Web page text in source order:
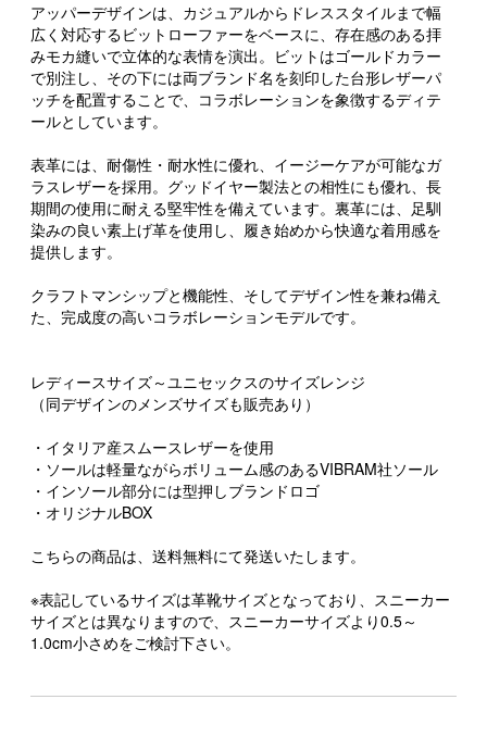
アッパーデザインは、カジュアルからドレススタイルまで幅
広く対応するビットローファーをベースに、存在感のある拝
みモカ縫いで立体的な表情を演出。ビットはゴールドカラー
で別注し、その下には両ブランド名を刻印した台形レザーパ
ッチを配置することで、コラボレーションを象徴するディテ
ールとしています。
表革には、耐傷性・耐水性に優れ、イージーケアが可能なガ
ラスレザーを採用。グッドイヤー製法との相性にも優れ、長
期間の使用に耐える堅牢性を備えています。裏革には、足馴
染みの良い素上げ革を使用し、履き始めから快適な着用感を
提供します。
クラフトマンシップと機能性、そしてデザイン性を兼ね備え
た、完成度の高いコラボレーションモデルです。
レディースサイズ～ユニセックスのサイズレンジ
（同デザインのメンズサイズも販売あり）
・イタリア産スムースレザーを使用
・ソールは軽量ながらボリューム感のあるVIBRAM社ソール
・インソール部分には型押しブランドロゴ
・オリジナルBOX
こちらの商品は、送料無料にて発送いたします。
※表記しているサイズは革靴サイズとなっており、スニーカー
サイズとは異なりますので、スニーカーサイズより0.5～
1.0cm小さめをご検討下さい。